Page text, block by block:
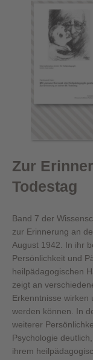
Zur
Todestag
Band 7 der
zur Erinnerung an
August 1942. In ihr
Persönlichkeit und
heilpädagogischen
zeigt an
Erkenntnisse wirken
werden können. In
weiterer
Psychologie
ihrem